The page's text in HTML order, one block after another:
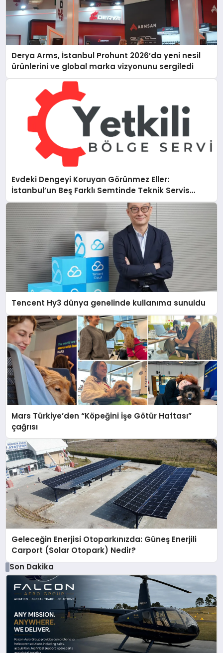
Derya Arms, İstanbul Prohunt 2026’da yeni nesil
ürünlerini ve global marka vizyonunu sergiledi
Evdeki Dengeyi Koruyan Görünmez Eller:
İstanbul’un Beş Farklı Semtinde Teknik Servis
Gerçeği
Tencent Hy3 dünya genelinde kullanıma sunuldu
Mars Türkiye’den “Köpeğini İşe Götür Haftası”
çağrısı
Geleceğin Enerjisi Otoparkınızda: Güneş Enerjili
Carport (Solar Otopark) Nedir?
Son Dakika